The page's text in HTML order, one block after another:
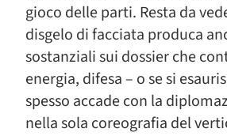
gioco delle parti. Resta da
disgelo di facciata produca
sostanziali sui dossier che
energia, difesa – o se si
spesso accade con la
nella sola coreografia del